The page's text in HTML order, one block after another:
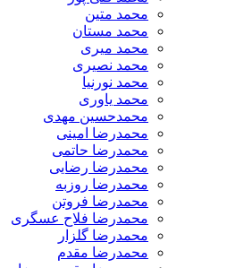
محمد متین
محمد مستان
محمد میری
محمد نصیری
محمد نورنیا
محمد یاوری
محمدحسین مهدی
محمدرضا امینی
محمدرضا حاتمی
محمدرضا رضایی
محمدرضا روزبه
محمدرضا فروتن
محمدرضا فلاح عسگری
محمدرضا گلزار
محمدرضا مقدم